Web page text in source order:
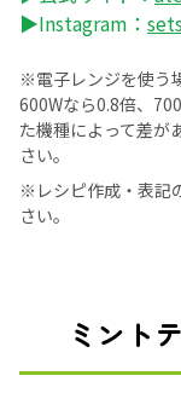
▶Instagram：
※電子レンジを使う
600Wなら0.8倍、
た機種によって差が
さい。
※レシピ作成・表記
さい。
ミント